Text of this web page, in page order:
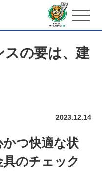
スの要は、建
2023.12.14
かつ快適な状
のチェック